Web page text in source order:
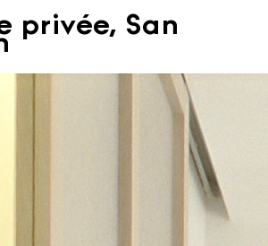
privée, San